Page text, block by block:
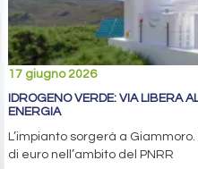
17 giugno 2026
IDROGENO VERDE: VIA LIBERA
ENERGIA
L’impianto sorgerà a
di euro nell’ambito del PNRR